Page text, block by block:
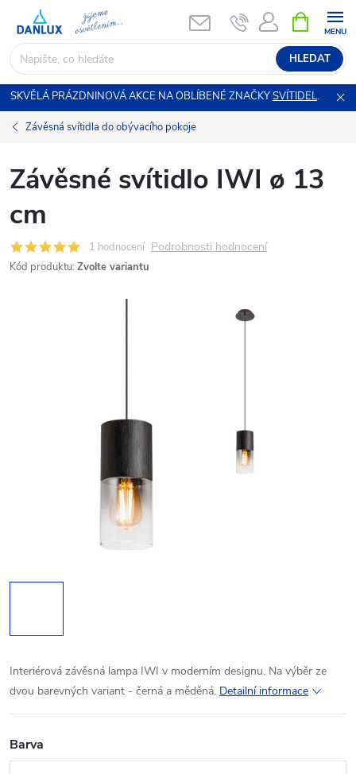
obsah
HLEDAT
NÁKUPNÍ
KOŠÍK
SKVĚLÁ PRÁZDNINOVÁ AKCE NA OBLÍBENÉ ZNAČKYSVÍTIDEL.
Závěsná svítidla do obývacího pokoje
Závěsné svítidlo IWI ø 13
cm
1 hodnocení Podrobnosti hodnocení
Kód produktu: Zvolte variantu
Interiérová závěsná lampa IWI v moderním designu. Na výběr ze
dvou barevných variant - černá a měděná. Detailní informace
Barva